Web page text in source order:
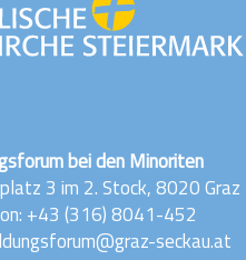
bei den Minoriten
3 im 2. Stock, 8020 Graz
+43 (316) 8041-452
seckau.at